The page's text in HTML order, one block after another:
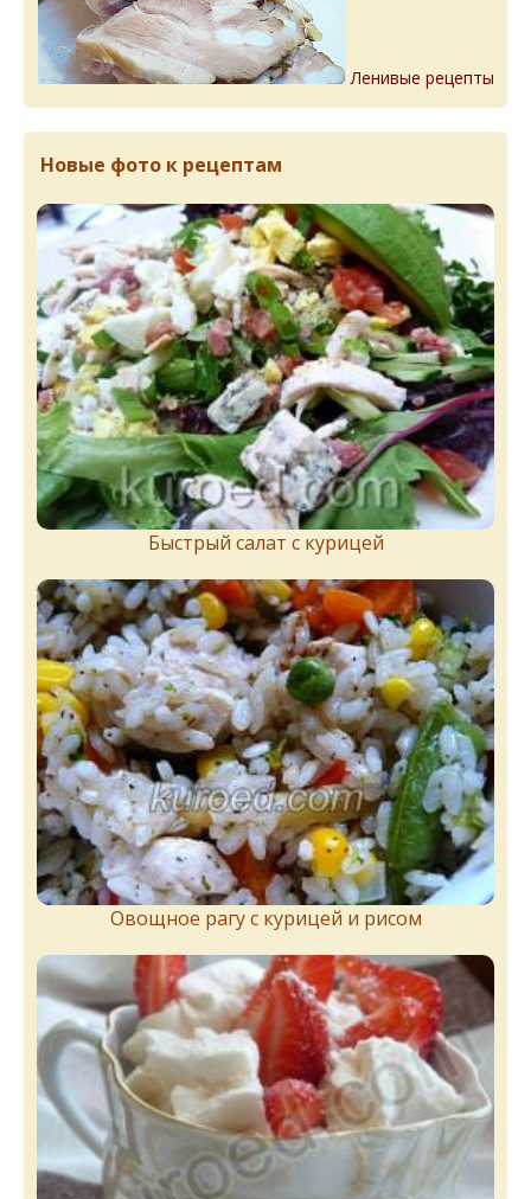
Ленивые рецепты
Новые фото к рецептам
Быстрый салат с курицей
Овощное рагу с курицей и рисом